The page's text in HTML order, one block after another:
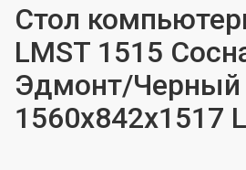
Стол
LMST 1515
Эдмонт/Черный
1560х842х1517